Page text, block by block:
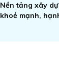
Nền tảng xây
khoẻ mạnh,